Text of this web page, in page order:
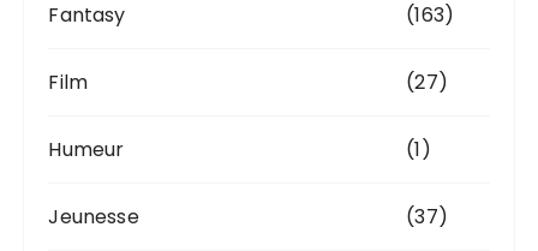
Fantasy (163)
Film (27)
Humeur (1)
Jeunesse (37)